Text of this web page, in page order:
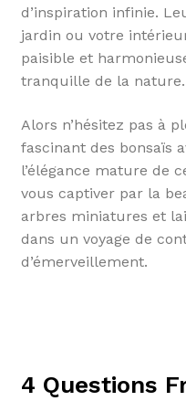
d’inspiration infinie.
jardin ou votre
paisible et
tranquille de la nature.
Alors n’hésitez pas à
fascinant des bonsaïs
l’élégance mature de
vous captiver par la
arbres miniatures et
dans un voyage de
d’émerveillement.
4 Questions